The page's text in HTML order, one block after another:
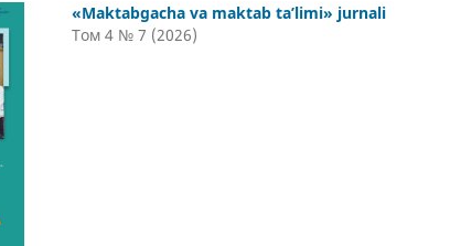
«Maktabgacha va maktab ta’limi» jurnali
Том 4 № 7 (2026)